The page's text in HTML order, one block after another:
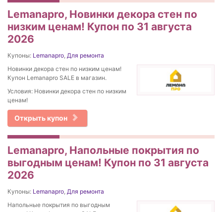
Lemanapro, Новинки декора стен по
низким ценам! Купон по 31 августа
2026
Купоны: Lemanapro, Для ремонта
Новинки декора стен по низким ценам!
Купон Lemanapro SALE в магазин.
Условия: Новинки декора стен по низким
ценам!
Открыть купон
Lemanapro, Напольные покрытия по
выгодным ценам! Купон по 31 августа
2026
Купоны: Lemanapro, Для ремонта
Напольные покрытия по выгодным